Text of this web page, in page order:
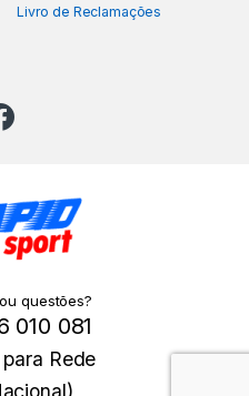
Livro de Reclamações
questões?
010 081
Rede